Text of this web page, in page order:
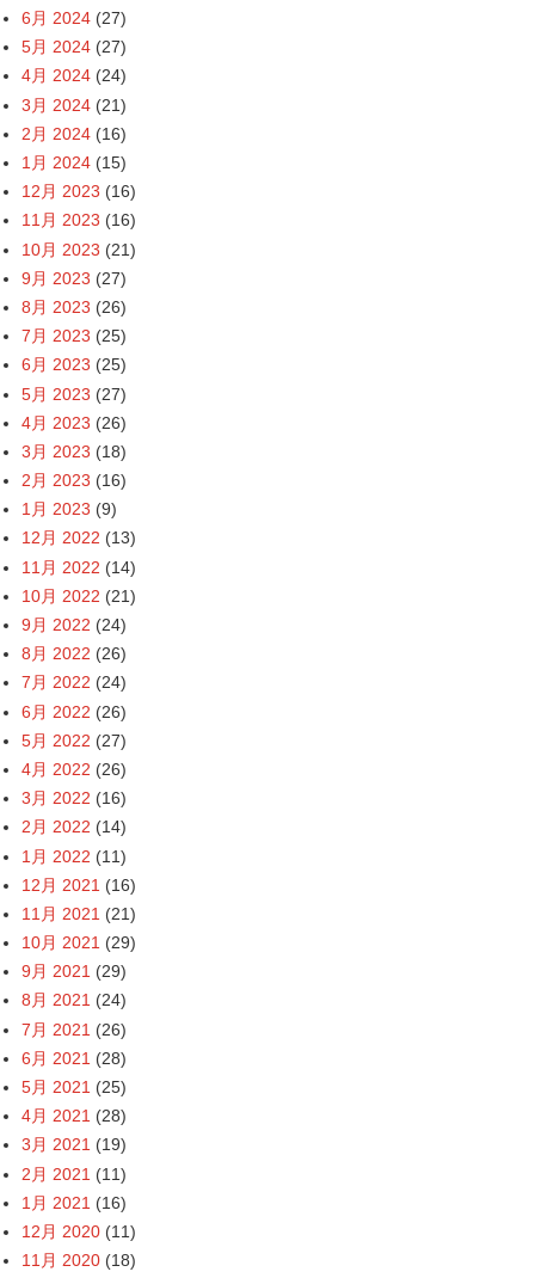
6月 2024 (27)
5月 2024 (27)
4月 2024 (24)
3月 2024 (21)
2月 2024 (16)
1月 2024 (15)
12月 2023 (16)
11月 2023 (16)
10月 2023 (21)
9月 2023 (27)
8月 2023 (26)
7月 2023 (25)
6月 2023 (25)
5月 2023 (27)
4月 2023 (26)
3月 2023 (18)
2月 2023 (16)
1月 2023 (9)
12月 2022 (13)
11月 2022 (14)
10月 2022 (21)
9月 2022 (24)
8月 2022 (26)
7月 2022 (24)
6月 2022 (26)
5月 2022 (27)
4月 2022 (26)
3月 2022 (16)
2月 2022 (14)
1月 2022 (11)
12月 2021 (16)
11月 2021 (21)
10月 2021 (29)
9月 2021 (29)
8月 2021 (24)
7月 2021 (26)
6月 2021 (28)
5月 2021 (25)
4月 2021 (28)
3月 2021 (19)
2月 2021 (11)
1月 2021 (16)
12月 2020 (11)
11月 2020 (18)